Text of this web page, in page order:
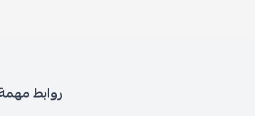
روابط